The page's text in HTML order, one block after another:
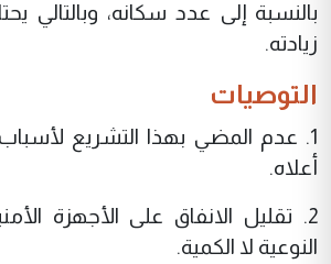
بالنسبة إلى عدد سكانه، وبالتالي
زيادته.
التوصيات
1. عدم المضي بهذا التشريع
أعلاه.
2. تقليل الانفاق على الأجهزة
النوعية لا الكمية.